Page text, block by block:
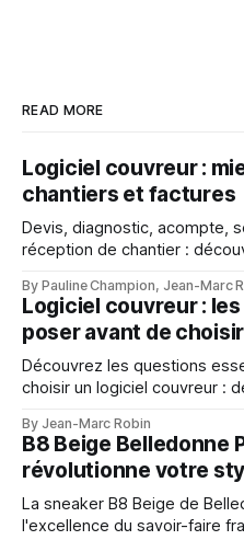
READ MORE
Logiciel couvreur :
chantiers et factures
Devis, diagnostic, acompte,
réception de chantier :
activité.
By Pauline Champion, Jean-Marc
Logiciel couvreur :
poser avant de
Découvrez les questions
choisir un logiciel couvreur :
By Jean-Marc Robin
B8 Beige Belledonne
révolutionne votre
La sneaker B8 Beige de
l'excellence du savoir-faire